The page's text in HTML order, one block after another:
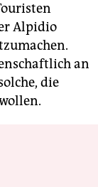
Alpidio
an
die